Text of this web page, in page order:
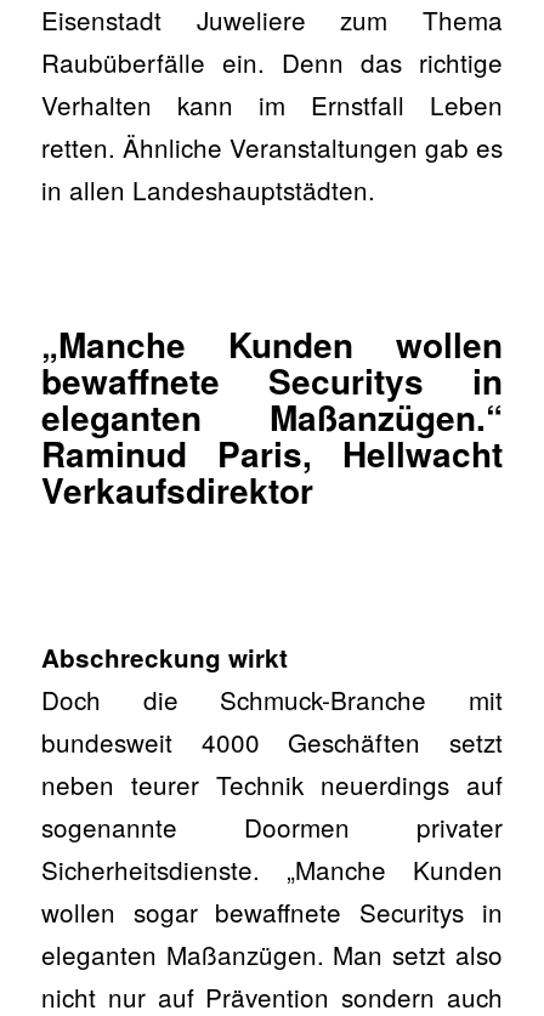
Eisenstadt Juweliere zum Thema
Raubüberfälle ein. Denn das richtige
Verhalten kann im Ernstfall Leben
retten. Ähnliche Veranstaltungen gab es
in allen Landeshauptstädten.
„Manche Kunden wollen
bewaffnete Securitys in
eleganten Maßanzügen.“
Raminud Paris, Hellwacht
Verkaufsdirektor
Abschreckung wirkt
Doch die Schmuck-Branche mit
bundesweit 4000 Geschäften setzt
neben teurer Technik neuerdings auf
sogenannte Doormen privater
Sicherheitsdienste. „Manche Kunden
wollen sogar bewaffnete Securitys in
eleganten Maßanzügen. Man setzt also
nicht nur auf Prävention sondern auch